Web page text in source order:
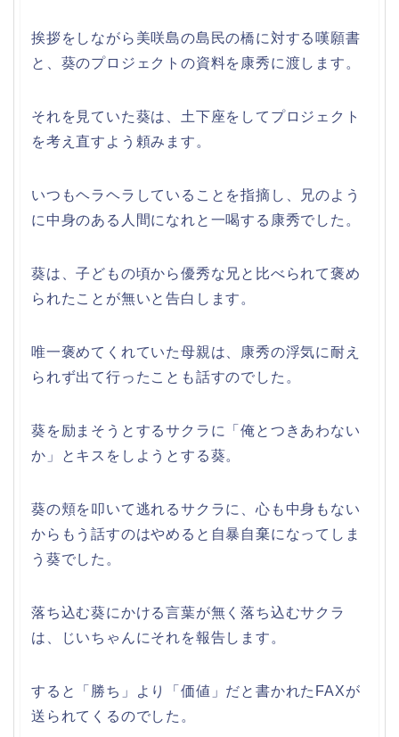
挨拶をしながら美咲島の島民の橋に対する嘆願書
と、葵のプロジェクトの資料を康秀に渡します。
それを見ていた葵は、土下座をしてプロジェクト
を考え直すよう頼みます。
いつもヘラヘラしていることを指摘し、兄のよう
に中身のある人間になれと一喝する康秀でした。
葵は、子どもの頃から優秀な兄と比べられて褒め
られたことが無いと告白します。
唯一褒めてくれていた母親は、康秀の浮気に耐え
られず出て行ったことも話すのでした。
葵を励まそうとするサクラに「俺とつきあわない
か」とキスをしようとする葵。
葵の頬を叩いて逃れるサクラに、心も中身もない
からもう話すのはやめると自暴自棄になってしま
う葵でした。
落ち込む葵にかける言葉が無く落ち込むサクラ
は、じいちゃんにそれを報告します。
すると「勝ち」より「価値」だと書かれたFAXが
送られてくるのでした。